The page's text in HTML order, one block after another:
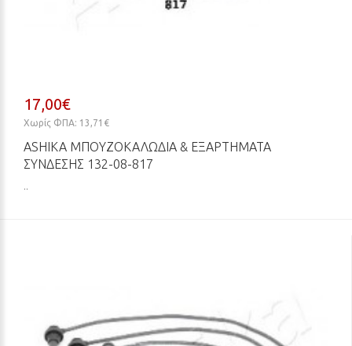
17,00€
Χωρίς ΦΠΑ: 13,71€
ASHIKA ΜΠΟΥΖΟΚΑΛΏΔΙΑ & ΕΞΑΡΤΉΜΑΤΑ
ΣΎΝΔΕΣΗΣ 132-08-817
..